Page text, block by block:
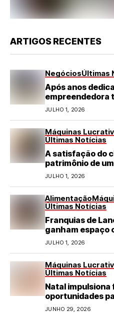
ARTIGOS RECENTES
NegóciosÚltimas
Após anos
empreendedora
turismo em
JULHO 1, 2026
Máquinas
Últimas Notícias
A satisfação do
patrimônio de
JULHO 1, 2026
Alimentação
Últimas Notícias
Franquias de
ganham espaço
refeições rápidas
JULHO 1, 2026
Máquinas
Últimas Notícias
Natal impulsiona
oportunidades
do varejo
JUNHO 29, 2026